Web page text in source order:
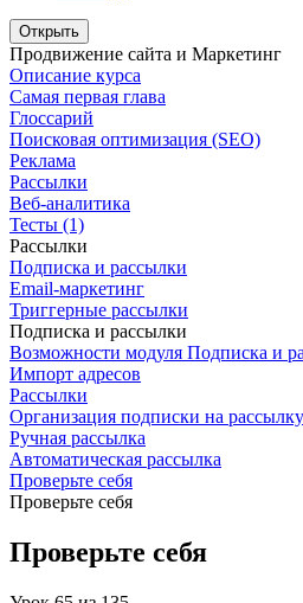
Открыть
Продвижение сайта и Маркетинг
Описание курса
Самая первая глава
Глоссарий
Поисковая оптимизация (SEO)
Реклама
Рассылки
Веб-аналитика
Тесты (1)
Рассылки
Подписка и рассылки
Email-маркетинг
Триггерные рассылки
Подписка и рассылки
Возможности модуля Подписка и
Импорт адресов
Рассылки
Организация подписки на рассылку
Ручная рассылка
Автоматическая рассылка
Проверьте себя
Проверьте себя
Проверьте себя